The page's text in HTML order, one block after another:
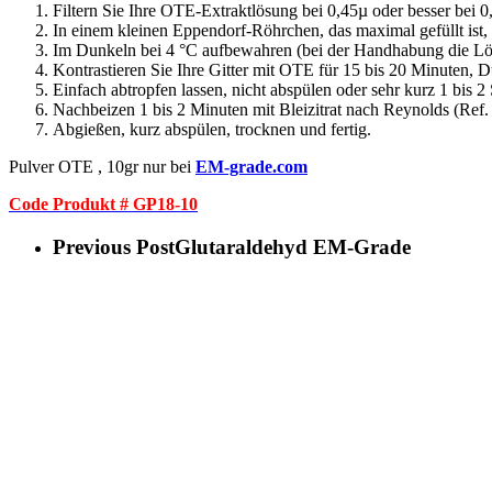
Filtern Sie Ihre OTE-Extraktlösung bei 0,45µ oder besser bei
In einem kleinen Eppendorf-Röhrchen, das maximal gefüllt
Im Dunkeln bei 4 °C aufbewahren (bei der Handhabung die
Kontrastieren Sie Ihre Gitter mit OTE für 15 bis 20 Minuten,
Einfach abtropfen lassen, nicht abspülen oder sehr kurz 1 bis
Nachbeizen 1 bis 2 Minuten mit Bleizitrat nach Reynolds (Ref.
Abgießen, kurz abspülen, trocknen und fertig.
Pulver OTE , 10gr nur bei EM-grade.com
Code Produkt # GP18-10
Previous PostGlutaraldehyd EM-Grade